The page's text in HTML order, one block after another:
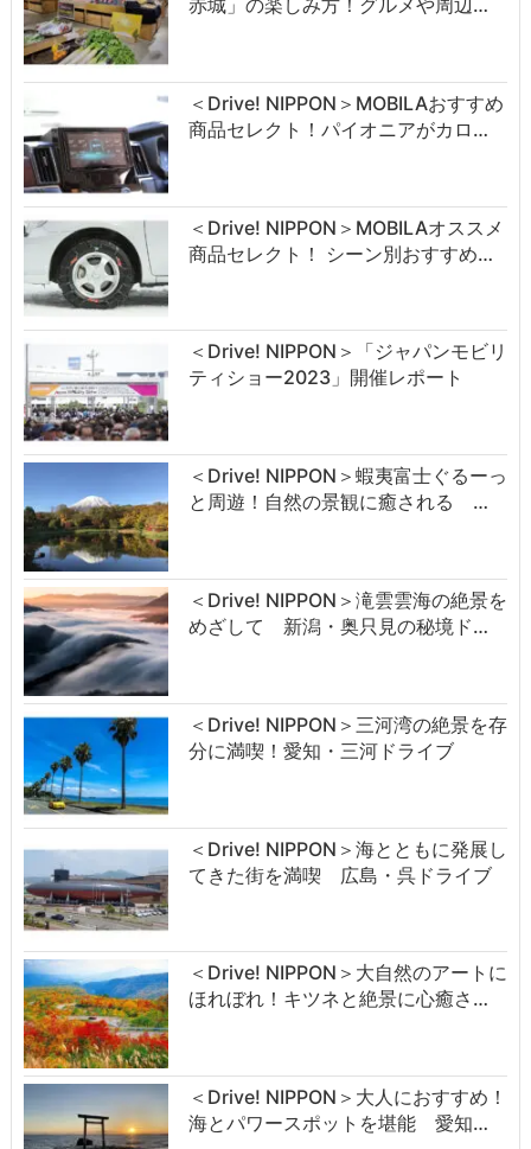
＜Drive! NIPPON＞MOBILAおすすめ
商品セレクト！パイオニアがカロ…
＜Drive! NIPPON＞MOBILAオススメ
商品セレクト！ シーン別おすすめ…
＜Drive! NIPPON＞「ジャパンモビリ
ティショー2023」開催レポート
＜Drive! NIPPON＞蝦夷富士ぐるーっ
と周遊！自然の景観に癒される …
＜Drive! NIPPON＞滝雲雲海の絶景を
めざして 新潟・奥只見の秘境ド…
＜Drive! NIPPON＞三河湾の絶景を存
分に満喫！愛知・三河ドライブ
＜Drive! NIPPON＞海とともに発展し
てきた街を満喫 広島・呉ドライブ
＜Drive! NIPPON＞大自然のアートに
ほれぼれ！キツネと絶景に心癒さ…
＜Drive! NIPPON＞大人におすすめ！
海とパワースポットを堪能 愛知…